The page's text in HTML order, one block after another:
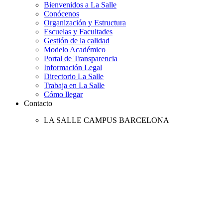
Bienvenidos a La Salle
Conócenos
Organización y Estructura
Escuelas y Facultades
Gestión de la calidad
Modelo Académico
Portal de Transparencia
Información Legal
Directorio La Salle
Trabaja en La Salle
Cómo llegar
Contacto
LA SALLE CAMPUS BARCELONA